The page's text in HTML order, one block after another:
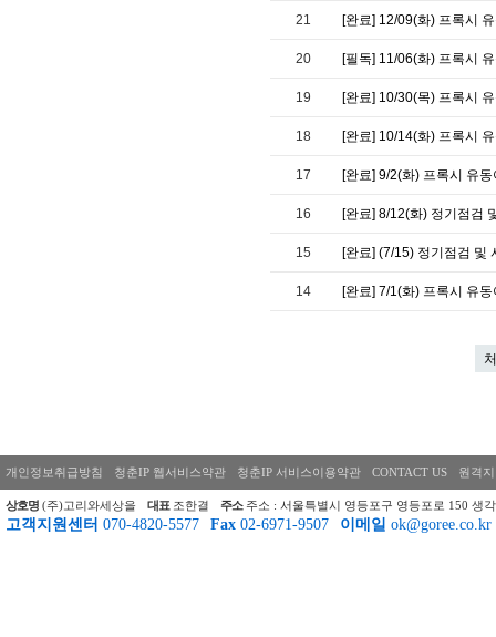
21 [완료] 12/09(화) 프록시
20 [필독] 11/06(화) 프록시
19 [완료] 10/30(목) 프록시
18 [완료] 10/14(화) 프록시
17 [완료] 9/2(화) 프록시 유
16 [완료] 8/12(화) 정기점검
15 [완료] (7/15) 정기점검 및
14 [완료] 7/1(화) 프록시 유
개인정보취급방침 청춘IP 웹서비스약관 청춘IP 서비스이용약관 CONTACT US 원격
상호명 (주)고리와세상을 대표 조한결 주소 주소 : 서울특별시 영등포구 영등포로 150 생
고객지원센터 070-4820-5577 Fax 02-6971-9507 이메일 ok@goree.co.kr